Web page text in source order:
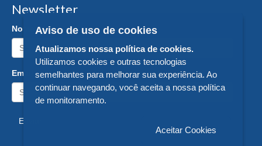
Newsletter
Nome:
Email:
Enviar
Aviso de uso de cookies
Atualizamos nossa política de cookies.
Utilizamos cookies e outras tecnologias
semelhantes para melhorar sua experiência. Ao
continuar navegando, você aceita a nossa política
de monitoramento.
Aceitar Cookies